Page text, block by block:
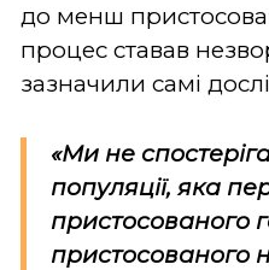
до менш
процес ставав
зазначили самі
«Ми не
популяції, яка
пристосованого
пристосованого